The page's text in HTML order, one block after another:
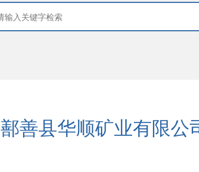
鄯善县华顺矿业有限公